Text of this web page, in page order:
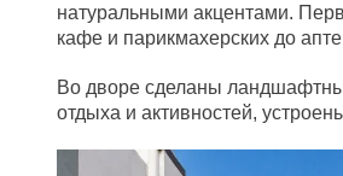
натуральными акцентами.
кафе и парикмахерских до
Во дворе сделаны
отдыха и активностей,